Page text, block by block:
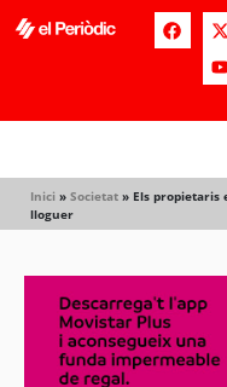
Inici » Societat » Els propietaris
lloguer